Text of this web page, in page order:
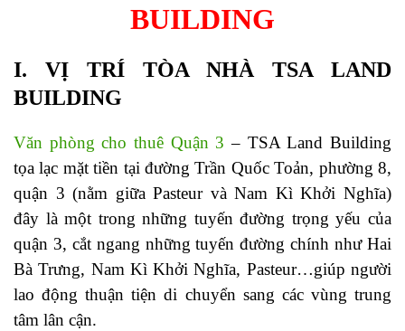
BUILDING
I. VỊ TRÍ TÒA NHÀ TSA LAND
BUILDING
Văn phòng cho thuê Quận 3– TSA Land Building
tọa lạc mặt tiền tại đường Trần Quốc Toản, phường 8,
quận 3 (nằm giữa Pasteur và Nam Kì Khởi Nghĩa)
đây là một trong những tuyến đường trọng yếu của
quận 3, cắt ngang những tuyến đường chính như Hai
Bà Trưng, Nam Kì Khởi Nghĩa, Pasteur…giúp người
lao động thuận tiện di chuyển sang các vùng trung
tâm lân cận.